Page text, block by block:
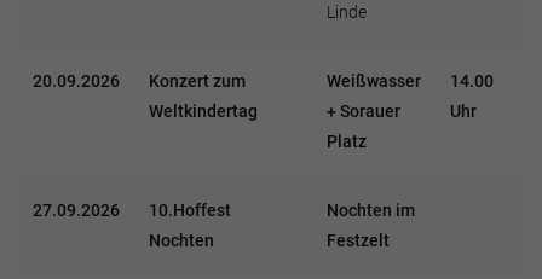
Linde
20.09.2026
Konzert zum
Weltkindertag
Weißwasser
+ Sorauer
Platz
14.00
Uhr
27.09.2026
10.Hoffest
Nochten
Nochten im
Festzelt